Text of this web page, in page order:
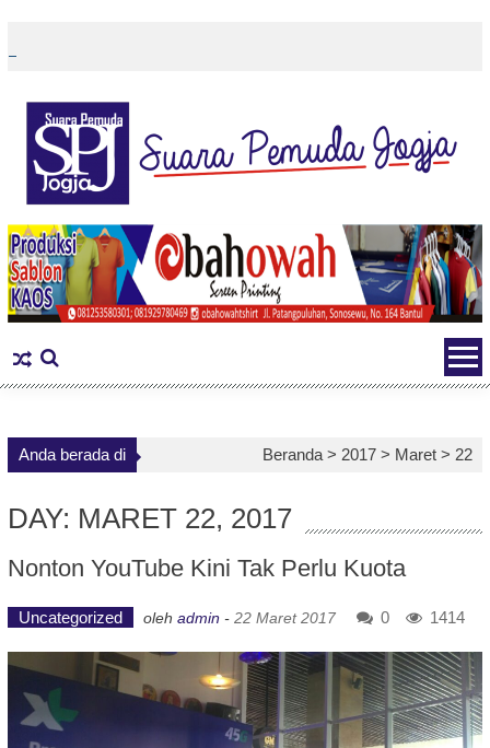
content
Anda berada di Beranda > 2017 > Maret > 22
DAY: MARET 22, 2017
Nonton YouTube Kini Tak Perlu Kuota
Uncategorized oleh admin - 22 Maret 2017 0 1414